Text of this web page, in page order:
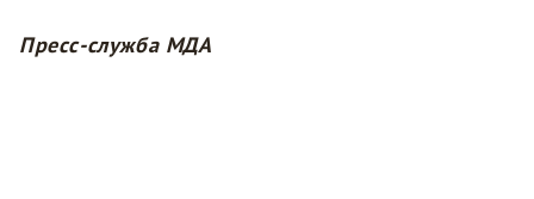
Пресс-служба МДА